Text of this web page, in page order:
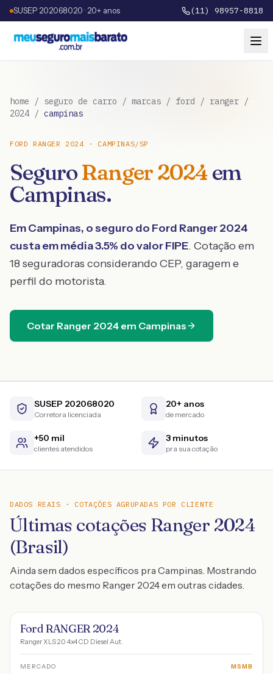
SUSEP 202068020 · 20+ anos (11) 98957-8818
home / seguro de carro / marcas / ford / ranger /
2024/ campinas
FORD RANGER 2024· CAMPINAS/SP
SeguroRanger2024em
Campinas.
EmCampinas, o seguro do Ford Ranger2024
custa em média3.5% do valor FIPE. Cotação em
18 seguradoras considerando CEP, garagem e
perfil do motorista.
Cotar Ranger 2024 em Campinas
SUSEP 202068020
Corretora licenciada
20+ anos
de mercado
+50 mil
clientes atendidos
3 minutos
pra sua cotação
DADOS REAIS · COTAÇÕES AGRUPADAS POR CLIENTE
Últimas cotações Ranger 2024
(Brasil)
Ainda sem dados específicos pra Campinas. Mostrando
cotações do mesmo Ranger 2024 em outras cidades.
Ford RANGER 2024
Ranger XLS 2.0 4x4 CD Diesel Aut.
MERCADO MSMB